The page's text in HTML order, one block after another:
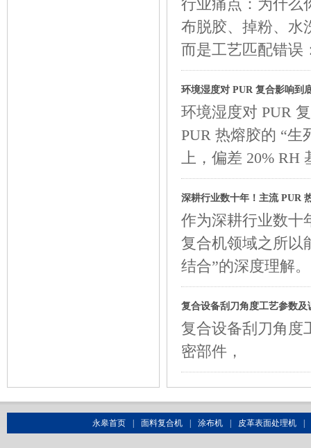
行业痛点：为什么
布脱胶、掉粉、水
而是工艺匹配错误
环境湿度对 PUR 复合影响到
环境湿度对 PUR
PUR 热熔胶的 “生
上，偏差 20% RH
深耕行业数十年！主流 PUR
作为深耕行业数十
复合机领域之所以
结合”的深度理解
复合设备刮刀角度工艺参数
复合设备刮刀角度
密部件，
永皋首页 面料复合机 涂布机 皮革表面处理机